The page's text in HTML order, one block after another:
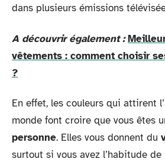
dans plusieurs émissions
A découvrir également :
vêtements : comment choisir
?
En effet, les couleurs qui attirent
monde font croire que vous êtes
personne. Elles vous donnent du
surtout si vous avez l’habitude